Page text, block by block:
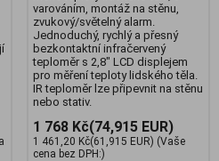
varováním, montáž na stěnu,
zvukový/světelný alarm.
Jednoduchý, rychlý a přesný
bezkontaktní infračervený
teploměr s 2,8" LCD displejem
pro měření teploty lidského těla.
IR teploměr lze připevnit na stěnu
nebo stativ.
1 768 Kč(74,915 EUR)
1 461,20 Kč(61,915 EUR) (Vaše
cena bez DPH:)